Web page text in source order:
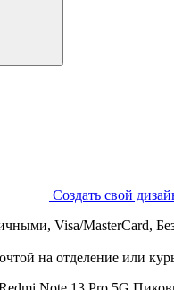
Создать свой
Visa/MasterCard,
на отделение или